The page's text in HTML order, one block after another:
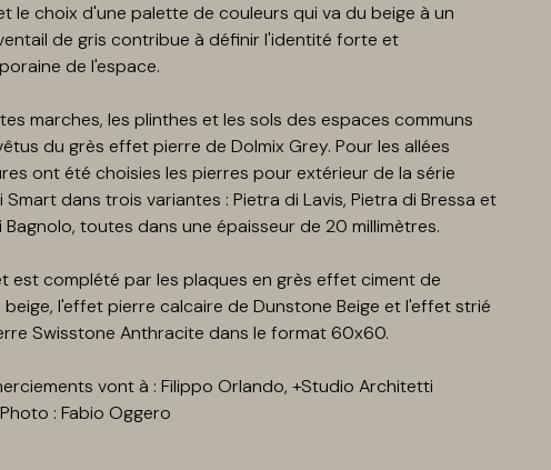
le choix d'une palette de couleurs qui va du beige à un
de gris contribue à définir l'identité forte et
de l'espace.
marches, les plinthes et les sols des espaces communs
du grès effet pierre de Dolmix Grey. Pour les allées
ont été choisies les pierres pour extérieur de la série
Smart dans trois variantes : Pietra di Lavis, Pietra di Bressa et
Bagnolo, toutes dans une épaisseur de 20 millimètres.
est complété par les plaques en grès effet ciment de
beige, l'effet pierre calcaire de Dunstone Beige et l'effet strié
Swisstone Anthracite dans le format 60x60.
vont à : Filippo Orlando, +Studio Architetti
: Fabio Oggero